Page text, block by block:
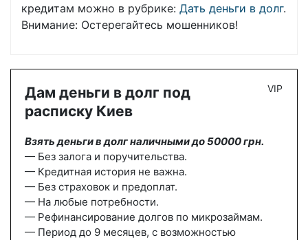
кредитам можно в рубрике: Дать деньги в долг.
Внимание: Остерегайтесь мошенников!
Дам деньги в долг под
расписку Киев
Взять деньги в долг наличными до 50000 грн.
— Без залога и поручительства.
— Кредитная история не важна.
— Без страховок и предоплат.
— На любые потребности.
— Рефинансирование долгов по микрозаймам.
— Период до 9 месяцев, с возможностью
VIP